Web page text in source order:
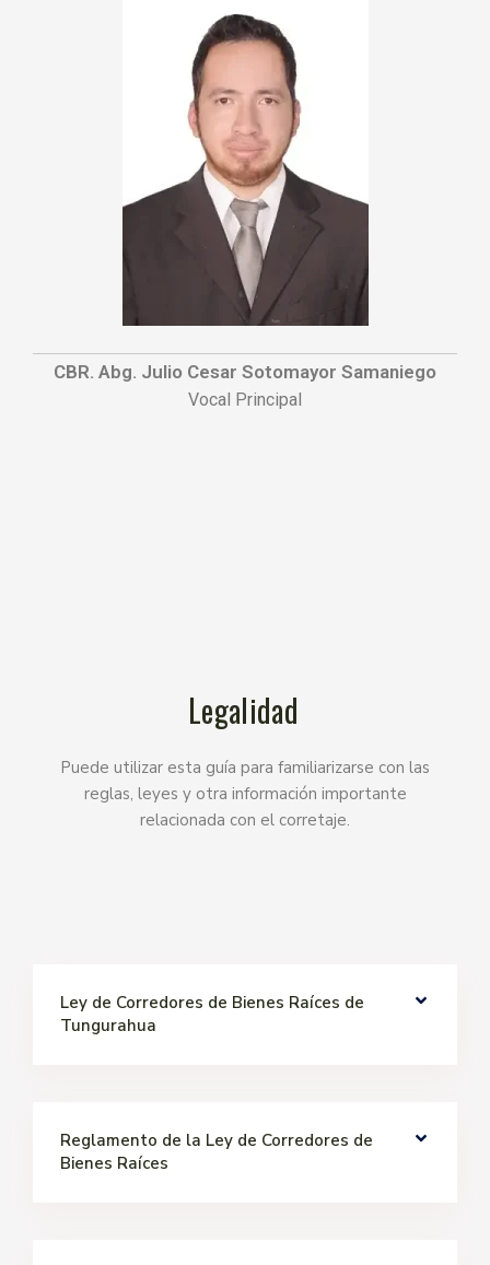
CBR. Abg. Julio Cesar Sotomayor Samaniego
Vocal Principal
Legalidad
Puede utilizar esta guía para familiarizarse con las
reglas, leyes y otra información importante
relacionada con el corretaje.
Ley de Corredores de Bienes Raíces de
Tungurahua
Reglamento de la Ley de Corredores de
Bienes Raíces